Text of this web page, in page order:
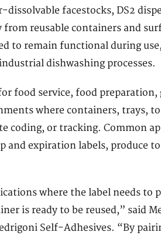
facestocks, DS2
from reusable containers and
to remain functional during
dishwashing processes.
food service, food preparation,
where containers, trays,
coding, or tracking. Common
and expiration labels, produce
where the label needs to
is ready to be reused,” said
Self-Adhesives. “By